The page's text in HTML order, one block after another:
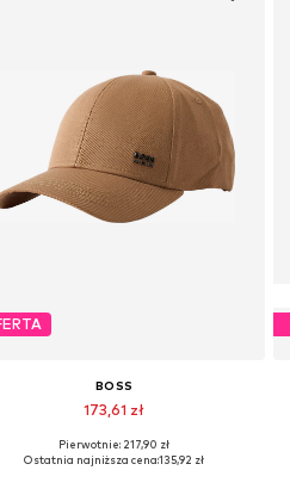
BOSS
173,61 zł
Dostępne rozmiary: 55-60
Pierwotnie: 217,90 zł
Ostatnia najniższa cena:135,92 zł